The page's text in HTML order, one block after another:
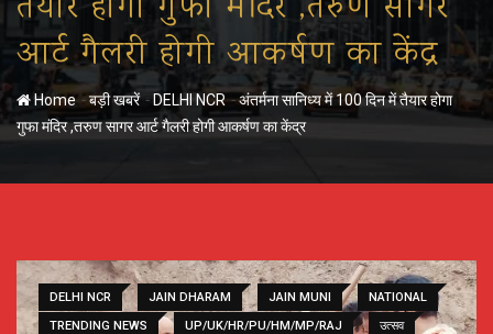
आर्ट गैलरी होगी आकर्षण का केंद्र
Home-बड़ी खबरें-DELHI NCR-अंतर्मना सानिध्य में 100 दिन में तैयार होगा
गुफा मंदिर ,तरुण सागर आर्ट गैलरी होगी आकर्षण का केंद्र
DELHI NCR JAIN DHARAM JAIN MUNI
NATIONAL
TRENDING NEWS
UP/UK/HR/PU/HM/MP/RAJ
उत्सव